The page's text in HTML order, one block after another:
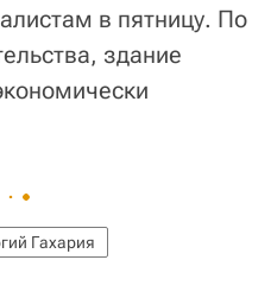
в пятницу. По
здание
Гахария